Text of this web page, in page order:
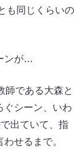
も同じくらいの
ンが…
師である大森と
ぐシーン、いわ
出ていて、指
せるまで。